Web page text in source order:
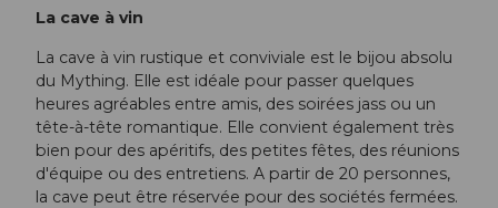
La cave à vin
La cave à vin rustique et conviviale est le bijou absolu
du Mything. Elle est idéale pour passer quelques
heures agréables entre amis, des soirées jass ou un
tête-à-tête romantique. Elle convient également très
bien pour des apéritifs, des petites fêtes, des réunions
d'équipe ou des entretiens. A partir de 20 personnes,
la cave peut être réservée pour des sociétés fermées.